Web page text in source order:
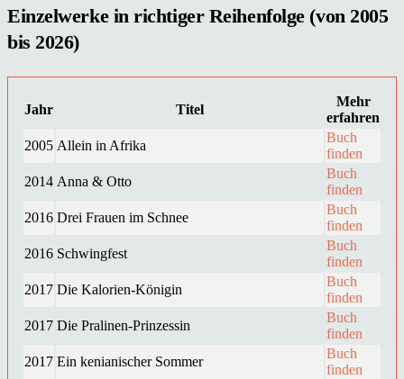
Einzelwerke in richtiger Reihenfolge (von 2005
bis 2026)
Jahr Titel
Mehr
erfahren
2005 Allein in Afrika
Buch
finden
2014 Anna & Otto
Buch
finden
2016 Drei Frauen im Schnee
Buch
finden
2016 Schwingfest
Buch
finden
2017 Die Kalorien-Königin
Buch
finden
2017 Die Pralinen-Prinzessin
Buch
finden
2017 Ein kenianischer Sommer
Buch
finden